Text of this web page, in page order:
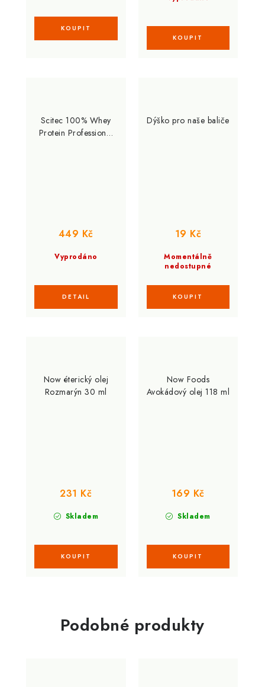
Scitec 100% Whey
Protein Professional
Vyprodáno
449 Kč
Dýško pro naše baliče
Momentálně
nedostupné
19 Kč
Now éterický olej
Rozmarýn 30 ml
Skladem
231 Kč
Now Foods
Avokádový olej 118 ml
Skladem
169 Kč
Podobné produkty